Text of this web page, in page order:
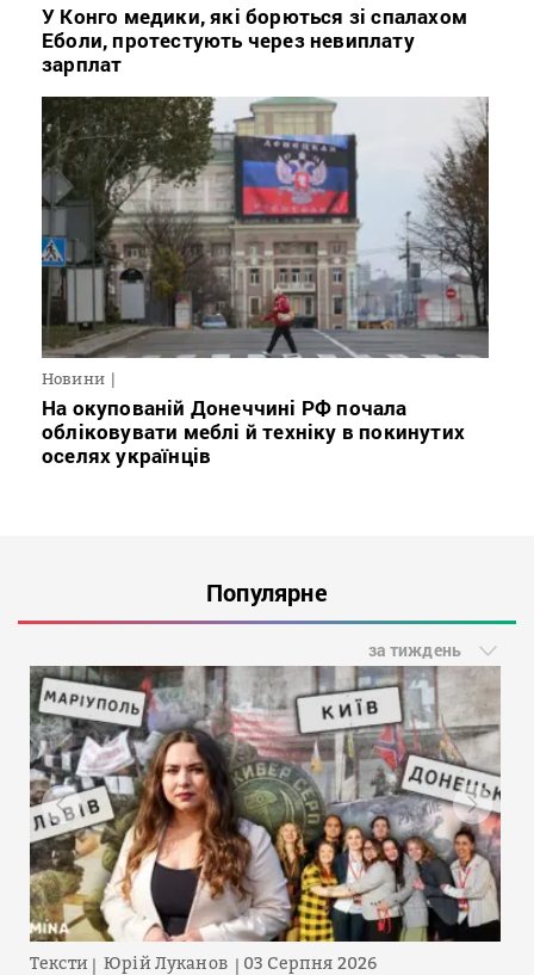
У Конго медики, які борються зі спалахом
Еболи, протестують через невиплату
зарплат
Новини
На окупованій Донеччині РФ почала
обліковувати меблі й техніку в покинутих
оселях українців
Популярне
за тиждень
Тексти Юрій Луканов 03 Серпня 2026